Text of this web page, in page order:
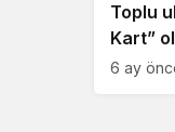
Toplu
Kart”
6 ay